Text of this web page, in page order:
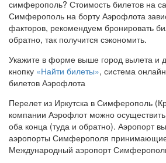
симферополь? Стоимость билетов на
Симферополь на борту Аэрофлота
факторов, рекомендуем бронировать
обратно, так получится сэкономить.
Укажите в форме выше город вылета и
кнопку «Найти билеты», система
билетов Аэрофлота
Перелет из Иркутска в Симферополь
компании Аэрофлот можно
оба конца (туда и обратно). Аэропорт
аэропорты Симферополя принимающие
Международный аэропорт